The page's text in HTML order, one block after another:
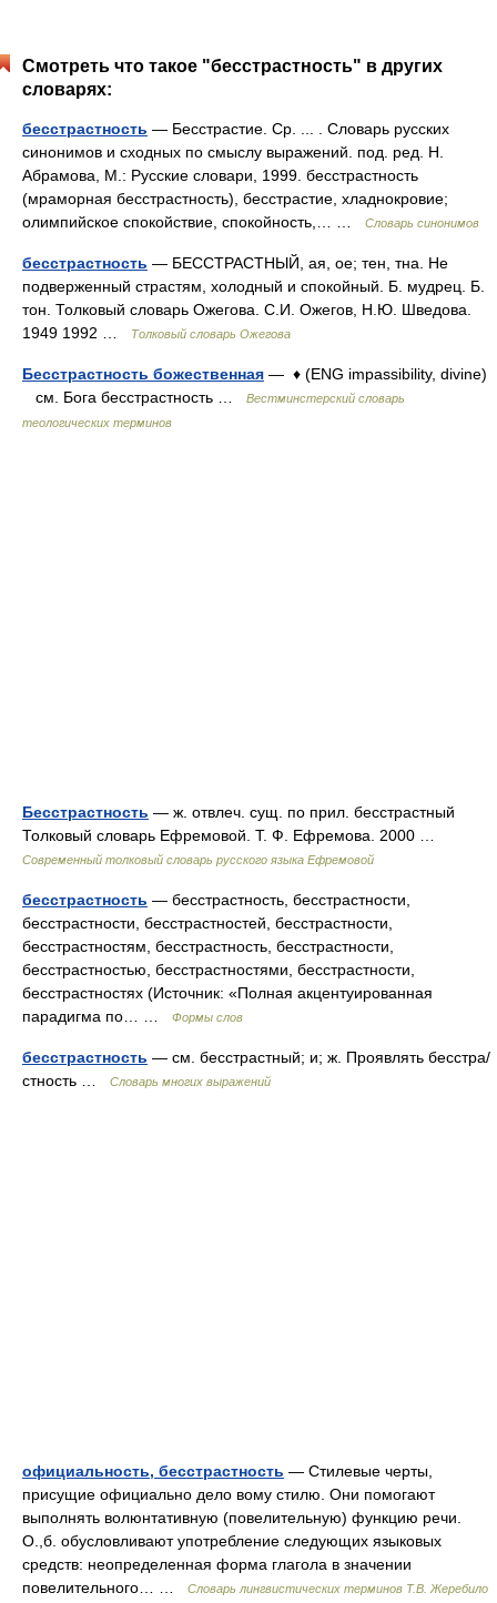
Смотреть что такое "бесстрастность" в других
словарях:
бесстрастность — Бесстрастие. Ср. ... . Словарь русских
синонимов и сходных по смыслу выражений. под. ред. Н.
Абрамова, М.: Русские словари, 1999. бесстрастность
(мраморная бесстрастность), бесстрастие, хладнокровие;
олимпийское спокойствие, спокойность,… …
Словарь синонимов
бесстрастность — БЕССТРАСТНЫЙ, ая, ое; тен, тна. Не
подверженный страстям, холодный и спокойный. Б. мудрец. Б.
тон. Толковый словарь Ожегова. С.И. Ожегов, Н.Ю. Шведова.
1949 1992 …
Толковый словарь Ожегова
Бесстрастность божественная — ♦ (ENG impassibility, divine)
см. Бога бесстрастность …
Вестминстерский словарь
теологических терминов
Бесстрастность — ж. отвлеч. сущ. по прил. бесстрастный
Толковый словарь Ефремовой. Т. Ф. Ефремова. 2000 …
Современный толковый словарь русского языка Ефремовой
бесстрастность — бесстрастность, бесстрастности,
бесстрастности, бесстрастностей, бесстрастности,
бесстрастностям, бесстрастность, бесстрастности,
бесстрастностью, бесстрастностями, бесстрастности,
бесстрастностях (Источник: «Полная акцентуированная
парадигма по… …
Формы слов
бесстрастность — см. бесстрастный; и; ж. Проявлять бесстра/
стность …
Словарь многих выражений
официальность, бесстрастность — Стилевые черты,
присущие официально дело вому стилю. Они помогают
выполнять волюнтативную (повелительную) функцию речи.
О.,б. обусловливают употребление следующих языковых
средств: неопределенная форма глагола в значении
повелительного… …
Словарь лингвистических терминов Т.В. Жеребило